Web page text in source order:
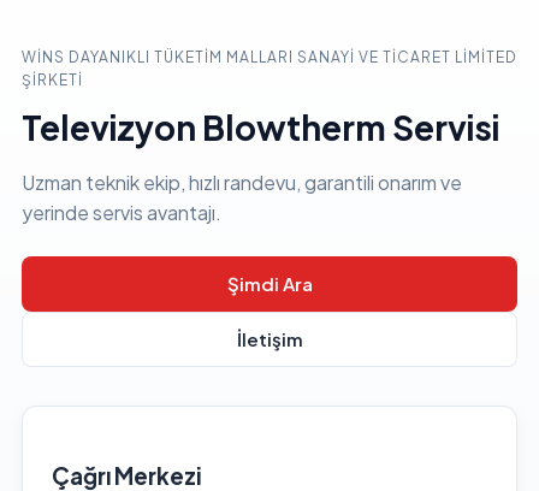
WINS DAYANIKLI TÜKETIM MALLARI SANAYI VE TICARET LIMITED
ŞIRKETI
Televizyon Blowtherm Servisi
Uzman teknik ekip, hızlı randevu, garantili onarım ve
yerinde servis avantajı.
Şimdi Ara
İletişim
Çağrı Merkezi